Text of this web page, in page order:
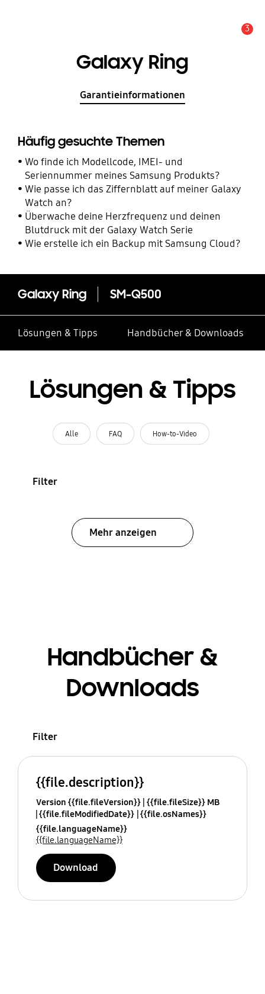
3
Galaxy Ring
Garantieinformationen
Häufig gesuchte Themen
Wo finde ich Modellcode, IMEI- und
Seriennummer meines Samsung Produkts?
Wie passe ich das Ziffernblatt auf meiner Galaxy
Watch an?
Überwache deine Herzfrequenz und deinen
Blutdruck mit der Galaxy Watch Serie
Wie erstelle ich ein Backup mit Samsung Cloud?
Galaxy Ring SM-Q500
Lösungen & Tipps Handbücher & Downloads
Lösungen & Tipps
Alle FAQ How-to-Video
Filter
Mehr anzeigen
Handbücher &
Downloads
Filter
{{file.description}}
Version {{file.fileVersion}} {{file.fileSize}} MB
{{file.fileModifiedDate}} {{file.osNames}}
{{file.languageName}}
{{file.languageName}}
Download